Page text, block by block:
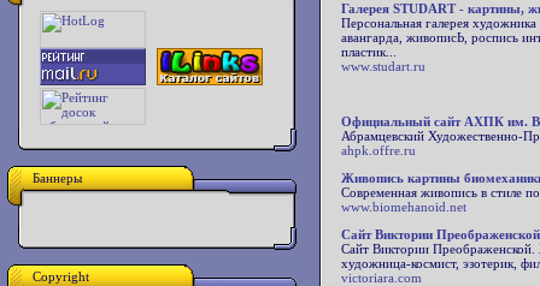
Баннеры
Copyright
Галерея STUDART - картины,
Персональная галерея
авангарда, живописЬ, роспись
пластик...
www.studart.ru
Официальный сайт АХПК им.
Абрамцевский Художественно-
ahpk.offre.ru
Живопись картины
Современная живопись в стиле
www.biomehanoid.net
Сайт Виктории
Сайт Виктории Преображенской.
художница-космист, эзотерик,
victoriara.com